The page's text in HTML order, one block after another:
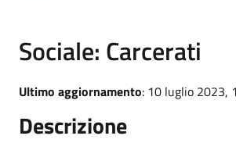
Sociale: Carcerati
Ultimo aggiornamento: 10 luglio 2023,
Descrizione